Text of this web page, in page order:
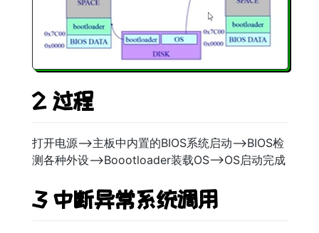
2 过程
打开电源-->主板中内置的BIOS系统启动-->BIOS检
测各种外设-->Boootloader装载OS-->OS启动完成
3 中断异常系统调用